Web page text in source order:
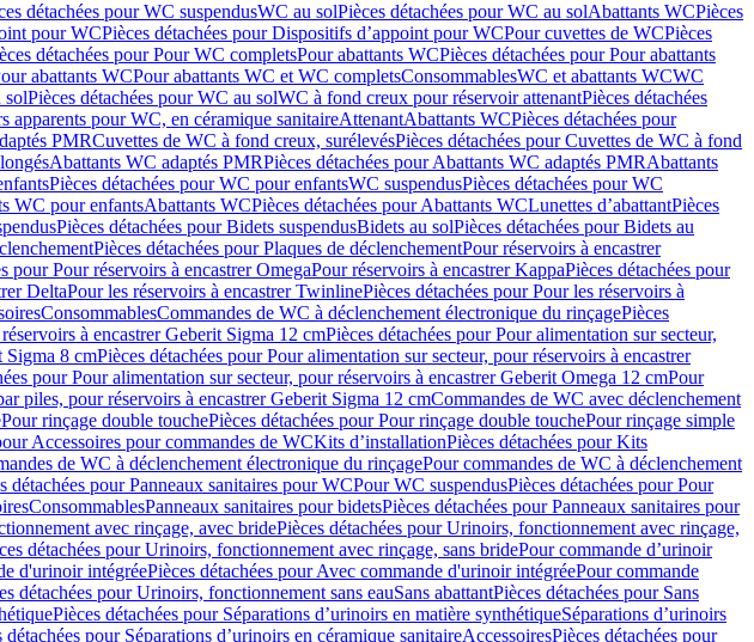
détachées pour WC suspendusWC au solPièces détachées pour WC au solAbattants WCPièces
pour WCPièces détachées pour Dispositifs d’appoint pour WCPour cuvettes de WCPièces
détachées pour Pour WC completsPour abattants WCPièces détachées pour Pour abattants
abattants WCPour abattants WC et WC completsConsommablesWC et abattants WCWC
solPièces détachées pour WC au solWC à fond creux pour réservoir attenantPièces détachées
apparents pour WC, en céramique sanitaireAttenantAbattants WCPièces détachées pour
PMRCuvettes de WC à fond creux, surélevésPièces détachées pour Cuvettes de WC à fond
Abattants WC adaptés PMRPièces détachées pour Abattants WC adaptés PMRAbattants
Pièces détachées pour WC pour enfantsWC suspendusPièces détachées pour WC
WC pour enfantsAbattants WCPièces détachées pour Abattants WCLunettes d’abattantPièces
Pièces détachées pour Bidets suspendusBidets au solPièces détachées pour Bidets au
Pièces détachées pour Plaques de déclenchementPour réservoirs à encastrer
pour Pour réservoirs à encastrer OmegaPour réservoirs à encastrer KappaPièces détachées pour
DeltaPour les réservoirs à encastrer TwinlinePièces détachées pour Pour les réservoirs à
ConsommablesCommandes de WC à déclenchement électronique du rinçagePièces
à encastrer Geberit Sigma 12 cmPièces détachées pour Pour alimentation sur secteur,
Sigma 8 cmPièces détachées pour Pour alimentation sur secteur, pour réservoirs à encastrer
pour Pour alimentation sur secteur, pour réservoirs à encastrer Geberit Omega 12 cmPour
piles, pour réservoirs à encastrer Geberit Sigma 12 cmCommandes de WC avec déclenchement
Pour rinçage double touchePièces détachées pour Pour rinçage double touchePour rinçage simple
Accessoires pour commandes de WCKits d’installationPièces détachées pour Kits
de WC à déclenchement électronique du rinçagePour commandes de WC à déclenchement
détachées pour Panneaux sanitaires pour WCPour WC suspendusPièces détachées pour Pour
ConsommablesPanneaux sanitaires pour bidetsPièces détachées pour Panneaux sanitaires pour
avec rinçage, avec bridePièces détachées pour Urinoirs, fonctionnement avec rinçage,
détachées pour Urinoirs, fonctionnement avec rinçage, sans bridePour commande d’urinoir
d'urinoir intégréePièces détachées pour Avec commande d'urinoir intégréePour commande
détachées pour Urinoirs, fonctionnement sans eauSans abattantPièces détachées pour Sans
Pièces détachées pour Séparations d’urinoirs en matière synthétiqueSéparations d’urinoirs
détachées pour Séparations d’urinoirs en céramique sanitaireAccessoiresPièces détachées pour